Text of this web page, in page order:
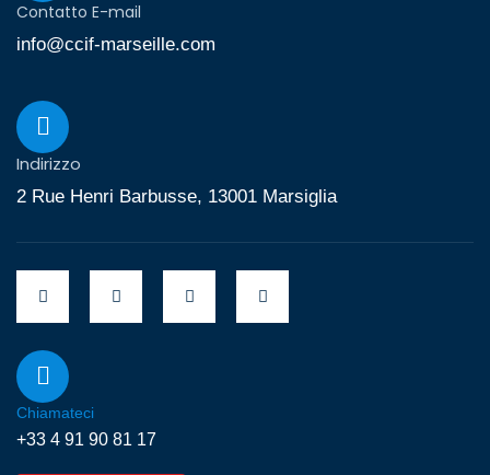
Contatto E-mail
info@ccif-marseille.com
Indirizzo
2 Rue Henri Barbusse, 13001 Marsiglia
Chiamateci
+33 4 91 90 81 17